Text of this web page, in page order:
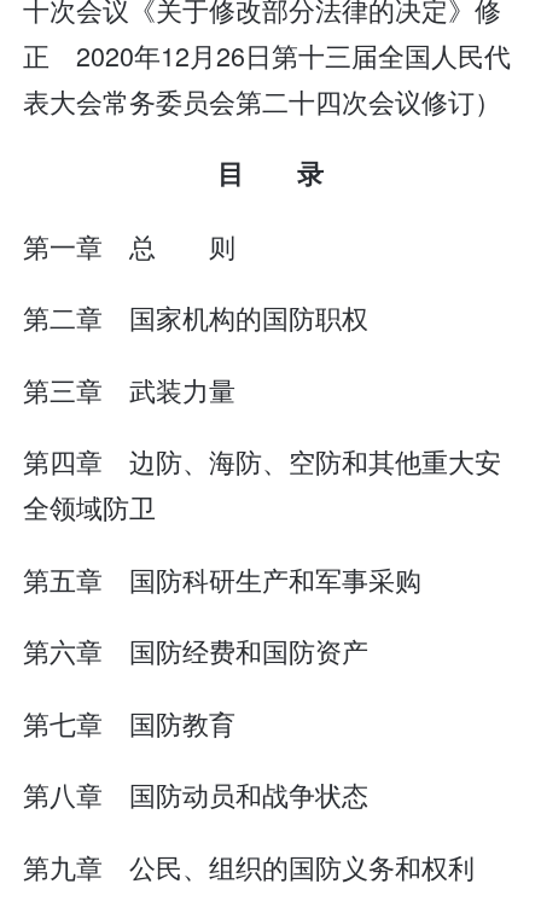
十次会议《关于修改部分法律的决定》修
正 2020年12月26日第十三届全国人民代
表大会常务委员会第二十四次会议修订）
目 录
第一章 总 则
第二章 国家机构的国防职权
第三章 武装力量
第四章 边防、海防、空防和其他重大安
全领域防卫
第五章 国防科研生产和军事采购
第六章 国防经费和国防资产
第七章 国防教育
第八章 国防动员和战争状态
第九章 公民、组织的国防义务和权利